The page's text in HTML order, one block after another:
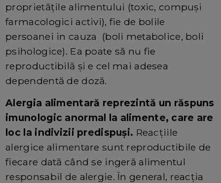
proprietăţile alimentului (toxic, compuşi
farmacologici activi), fie de bolile
persoanei in cauza (boli metabolice, boli
psihologice). Ea poate să nu fie
reproductibilă și e cel mai adesea
dependentă de doză.
Alergia alimentară reprezintă un răspuns
imunologic anormal la alimente, care are
loc la indivizii predispuşi. Reacţiile
alergice alimentare sunt reproductibile de
fiecare dată când se ingeră alimentul
responsabil de alergie. În general, reacţia